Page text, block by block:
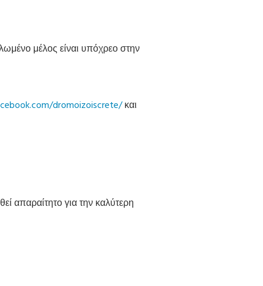
μέλος είναι υπόχρεο στην
dromoizoiscrete/και
απαραίτητο για την καλύτερη